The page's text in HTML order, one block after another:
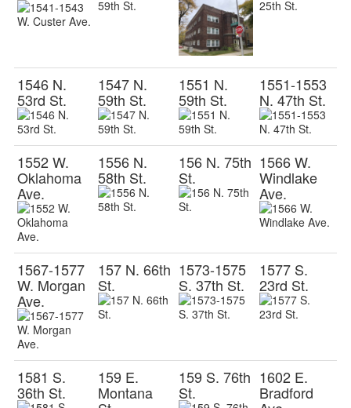
1546 N.
53rd St.
1547 N.
59th St.
1551 N.
59th St.
1551-1553
N. 47th St.
1552 W.
Oklahoma
Ave.
1556 N.
58th St.
156 N. 75th
St.
1566 W.
Windlake
Ave.
1567-1577
W. Morgan
Ave.
157 N. 66th
St.
1573-1575
S. 37th St.
1577 S.
23rd St.
1581 S.
36th St.
159 E.
Montana
159 S. 76th
St.
1602 E.
Bradford